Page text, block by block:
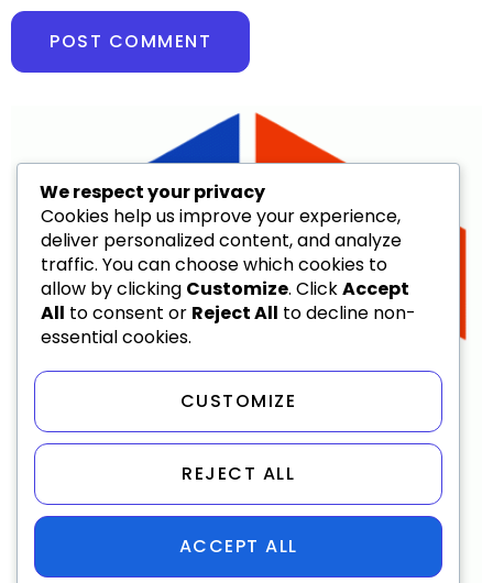
We respect your privacy
Cookies help us improve your experience,
deliver personalized content, and analyze
traffic. You can choose which cookies to
allow by clicking Customize. ClickAccept
All to consent or Reject All to decline non-
essential cookies.
CUSTOMIZE
REJECT ALL
ACCEPT ALL